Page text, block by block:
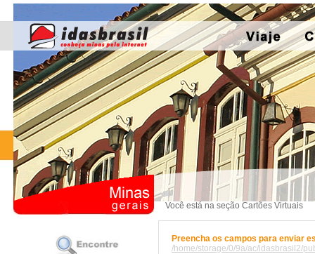
Você está na seção Cartões Virtuais
Preencha os campos para enviar
/home/storage/0/9a/ac/idasbrasil2/